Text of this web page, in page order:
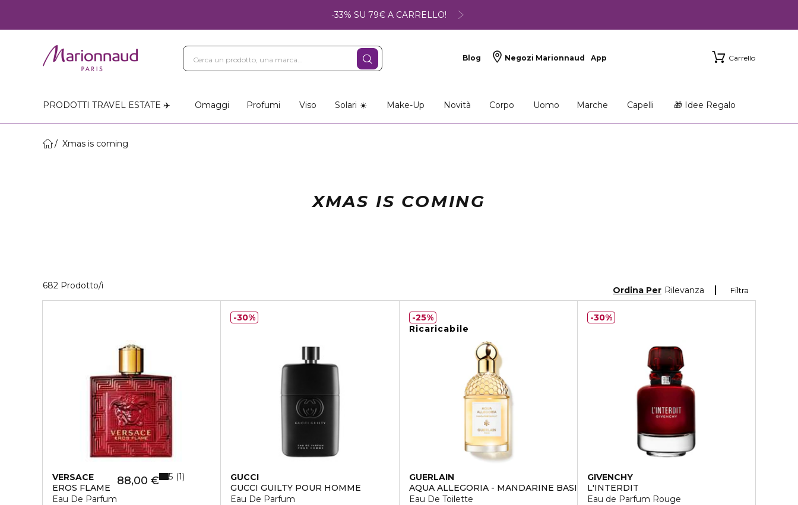
-33% SU 79€ A CARRELLO!
Blog Negozi Marionnaud App Carrello
PRODOTTI TRAVEL ESTATE ✈️ Omaggi Profumi Viso Solari ☀️ Make-Up Novità Corpo Uomo Marche Capelli 🎁 Idee Regalo
Xmas is coming
XMAS IS COMING
682 Prodotto/i Filtra
Ordina Per Rilevanza
VERSACE
EROS FLAME
Eau De Parfum
88,00 € 5 1
GUCCI
GUCCI GUILTY POUR HOMME
Eau De Parfum
30%
Ricaricabile
GUERLAIN
AQUA ALLEGORIA - MANDARINE BASILIC
Eau De Toilette
25%
GIVENCHY
L'INTERDIT
Eau de Parfum Rouge
30%